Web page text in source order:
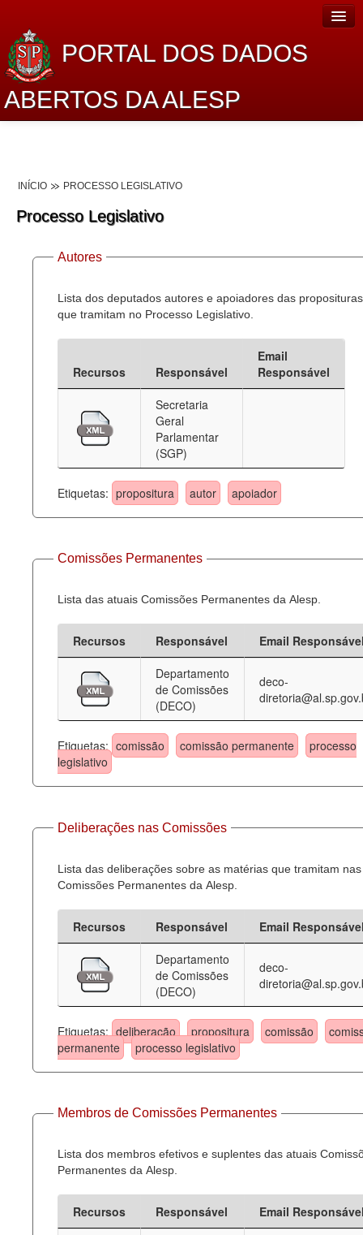
PORTAL DOS DADOS
ABERTOS DA ALESP
Lei de Acesso à Informação
Dados Governamentais Abertos
Planejamento
Catálogo de dados
Deputados Estaduais
Administração
Agenda
Perguntas frequentes
Contato
INÍCIO PROCESSO LEGISLATIVO
Processo Legislativo
Autores
Lista dos deputados autores e apoiadores das proposituras
que tramitam no Processo Legislativo.
Recursos Responsável
Email
Responsável
Secretaria
Geral
Parlamentar
(SGP)
Etiquetas: propositura autor apoiador
Comissões Permanentes
Lista das atuais Comissões Permanentes da Alesp.
Recursos Responsável
Email
Departamento
de Comissões
(DECO)
deco-
Etiquetas: comissão comissão permanente
processo
legislativo
Deliberações nas Comissões
Lista das deliberações sobre as matérias que tramitam nas
Comissões Permanentes da Alesp.
Recursos Responsável
Email
Departamento
de Comissões
(DECO)
deco-
Etiquetas: deliberação propositura comissão
permanente
processo legislativo
Membros de Comissões Permanentes
Lista dos membros efetivos e suplentes das atuais
Permanentes da Alesp.
Recursos Responsável
Email